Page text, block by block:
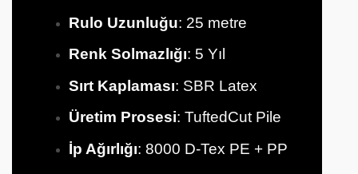
Rulo Uzunluğu: 25 metre
Renk Solmazlığı: 5 Yıl
Sırt Kaplaması: SBR Latex
Üretim Prosesi: TuftedCut Pile
İp Ağırlığı: 8000 D-Tex PE + PP